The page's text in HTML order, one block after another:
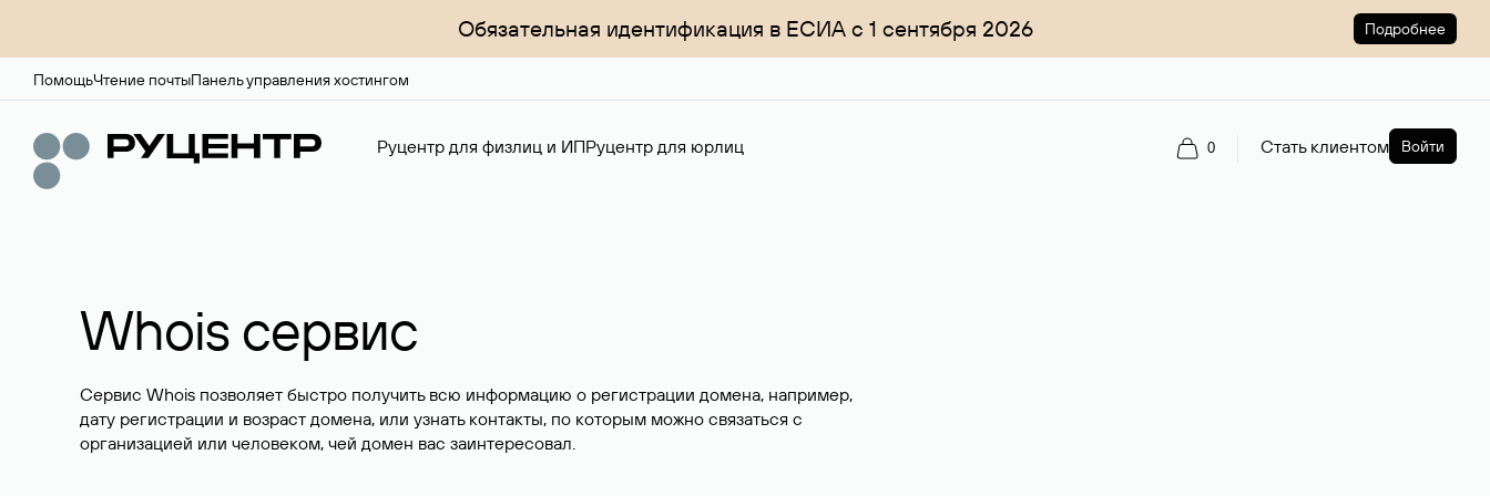
Обязательная идентификация в ЕСИА с 1 сентября 2026 Подробнее
ПомощьЧтение почтыПанель управления хостингом
Руцентр для физлиц и ИПРуцентр для юрлиц 0 Стать клиентом Войти
Whois сервис
Сервис Whois позволяет быстро получить всю информацию о регистрации домена, например,
дату регистрации и возраст домена, или узнать контакты, по которым можно связаться с
организацией или человеком, чей домен вас заинтересовал.